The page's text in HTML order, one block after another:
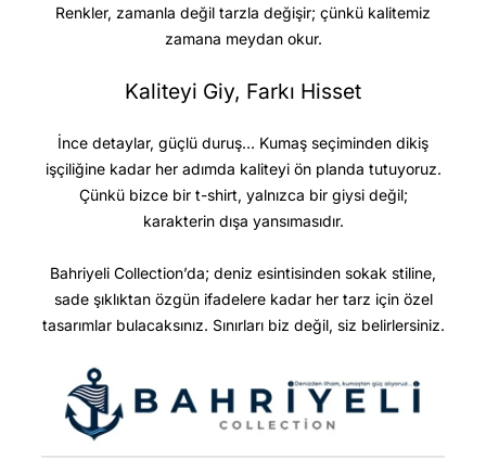
Renkler, zamanla değil tarzla değişir; çünkü kalitemiz
zamana meydan okur.
Kaliteyi Giy, Farkı Hisset
İnce detaylar, güçlü duruş… Kumaş seçiminden dikiş
işçiliğine kadar her adımda kaliteyi ön planda tutuyoruz.
Çünkü bizce bir t-shirt, yalnızca bir giysi değil;
karakterin dışa yansımasıdır.
Bahriyeli Collection’da; deniz esintisinden sokak stiline,
sade şıklıktan özgün ifadelere kadar her tarz için özel
tasarımlar bulacaksınız. Sınırları biz değil, siz belirlersiniz.